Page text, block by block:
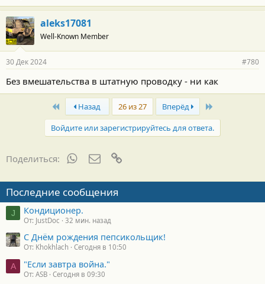
aleks17081
Well-Known Member
30 Дек 2024 #780
Без вмешательства в штатную проводку - ни как
First Назад 26 из 27 Вперёд
Войдите или зарегистрируйтесь для ответа.
Поделиться: WhatsAppЭлектронная почта
Последние сообщения
J Кондиционер.
От: JustDoc 32 мин. назад
С Днём рождения пепсикольщик!
От: Khokhlach Сегодня в 10:50
A "Если завтра война."
От: ASB Сегодня в 09:30